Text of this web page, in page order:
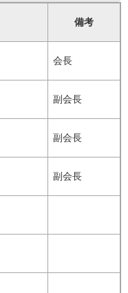
備考
会長
副会長
副会長
副会長